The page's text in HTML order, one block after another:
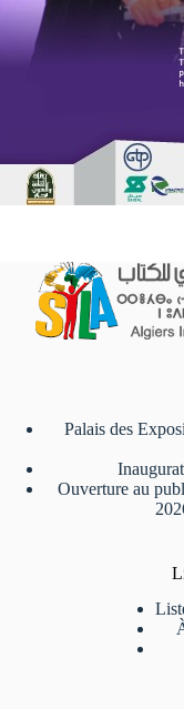
Palais des
Ouverture au